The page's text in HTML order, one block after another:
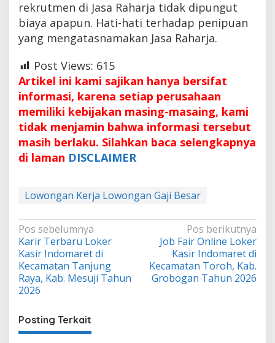
rekrutmen di Jasa Raharja tidak dipungut
biaya apapun. Hati-hati terhadap penipuan
yang mengatasnamakan Jasa Raharja.
Post Views: 615
Artikel ini kami sajikan hanya bersifat
informasi, karena setiap perusahaan
memiliki kebijakan masing-masaing, kami
tidak menjamin bahwa informasi tersebut
masih berlaku. Silahkan baca selengkapnya
di laman DISCLAIMER
Lowongan Kerja Lowongan Gaji Besar
Navigasi
pos
Pos sebelumnya
Karir Terbaru Loker
Kasir Indomaret di
Kecamatan Tanjung
Raya, Kab. Mesuji Tahun
2026
Pos berikutnya
Job Fair Online Loker
Kasir Indomaret di
Kecamatan Toroh, Kab.
Grobogan Tahun 2026
Posting Terkait